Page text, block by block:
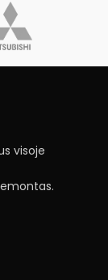
visoje